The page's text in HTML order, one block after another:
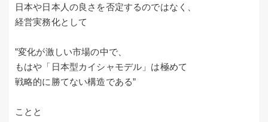
日本や日本人の良さを否定するのではなく、
経営実務化として
”変化が激しい市場の中で、
もはや「日本型カイシャモデル」は極めて
戦略的に勝てない構造である”
ことと